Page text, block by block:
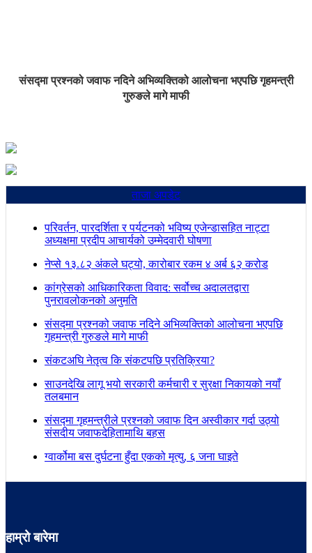
संसद्मा प्रश्नको जवाफ नदिने अभिव्यक्तिको आलोचना भएपछि गृहमन्त्री
गुरुङले मागे माफी
ताजा अपडेट
परिवर्तन, पारदर्शिता र पर्यटनको भविष्य एजेन्डासहित नाट्टा
अध्यक्षमा प्रदीप आचार्यको उम्मेदवारी घोषणा
नेप्से १३.८२ अंकले घट्यो, कारोबार रकम ४ अर्ब ६२ करोड
कांग्रेसको आधिकारिकता विवाद: सर्वोच्च अदालतद्वारा
पुनरावलोकनको अनुमति
संसद्मा प्रश्नको जवाफ नदिने अभिव्यक्तिको आलोचना भएपछि
गृहमन्त्री गुरुङले मागे माफी
संकटअघि नेतृत्व कि संकटपछि प्रतिक्रिया?
साउनदेखि लागू भयो सरकारी कर्मचारी र सुरक्षा निकायको नयाँ
तलबमान
संसद्मा गृहमन्त्रीले प्रश्नको जवाफ दिन अस्वीकार गर्दा उठ्यो
संसदीय जवाफदेहितामाथि बहस
ग्वार्कोमा बस दुर्घटना हुँदा एकको मृत्यु, ६ जना घाइते
हाम्रो बारेमा